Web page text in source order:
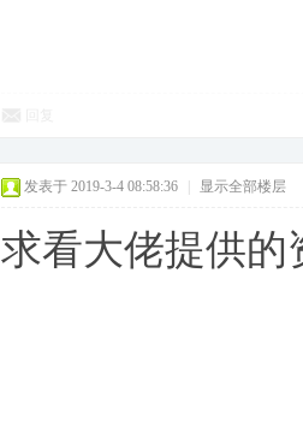
发表于 2019-3-4 08:58:36 显示全部楼层
求看大佬提供的